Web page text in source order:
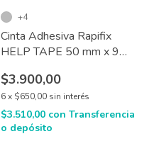
Cinta Adhesiva Rapifix
HELP TAPE 50 mm x 9
$3.900,00
6x $650,00 sin interés
$3.510,00 con Transferencia
o depósito
+4